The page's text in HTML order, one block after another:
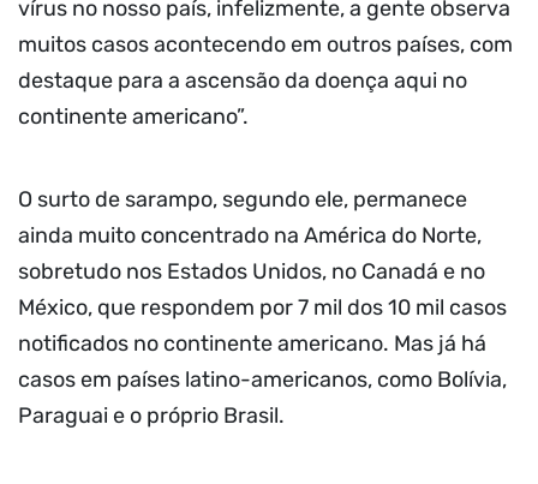
vírus no nosso país, infelizmente, a gente observa
muitos casos acontecendo em outros países, com
destaque para a ascensão da doença aqui no
continente americano”.
O surto de sarampo, segundo ele, permanece
ainda muito concentrado na América do Norte,
sobretudo nos Estados Unidos, no Canadá e no
México, que respondem por 7 mil dos 10 mil casos
notificados no continente americano. Mas já há
casos em países latino-americanos, como Bolívia,
Paraguai e o próprio Brasil.